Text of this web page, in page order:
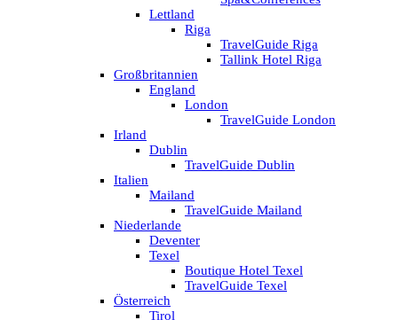
Lettland
Riga
TravelGuide Riga
Tallink Hotel Riga
Großbritannien
England
London
TravelGuide London
Irland
Dublin
TravelGuide Dublin
Italien
Mailand
TravelGuide Mailand
Niederlande
Deventer
Texel
Boutique Hotel Texel
TravelGuide Texel
Österreich
Tirol